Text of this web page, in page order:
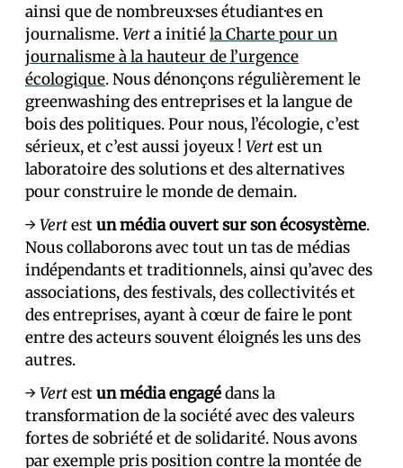
ainsi que de nombreux·ses étudiant·es en
journalisme.Verta initiéla Charte pour un
journalisme à la hauteur de l’urgence
écologique. Nous dénonçons régulièrement le
greenwashing des entreprises et la langue de
bois des politiques. Pour nous, l’écologie, c’est
sérieux, et c’est aussi joyeux ! Vertest un
laboratoire des solutions et des alternatives
pour construire le monde de demain.
→Vertestun média ouvert sur son écosystème.
Nous collaborons avec tout un tas de médias
indépendants et traditionnels, ainsi qu’avec des
associations, des festivals, des collectivités et
des entreprises, ayant à cœur de faire le pont
entre des acteurs souvent éloignés les uns des
autres.
→Vertestun média engagédans la
transformation de la société avec des valeurs
fortes de sobriété et de solidarité. Nous avons
par exemple pris position contre la montée de